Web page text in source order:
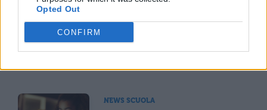
Opted Out
CONFIRM
delle posizioni
riunione ministeriale il
NEWS SCUOLA